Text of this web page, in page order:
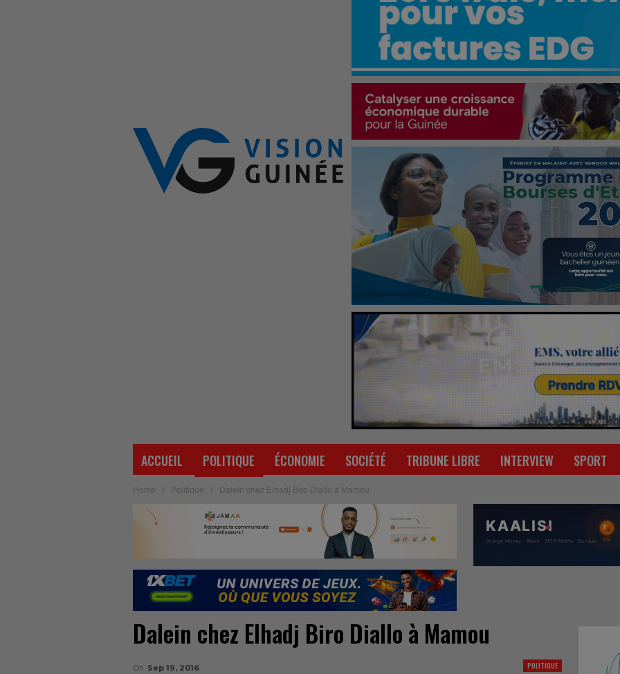
ACCUEIL POLITIQUE ÉCONOMIE SOCIÉTÉ TRIBUNE LIBRE INTERVIEW SPORT
Home Politique Dalein chez Elhadj Biro Diallo à Mamou
Dalein chez Elhadj Biro Diallo à Mamou
POLITIQUE
On Sep 19, 2016